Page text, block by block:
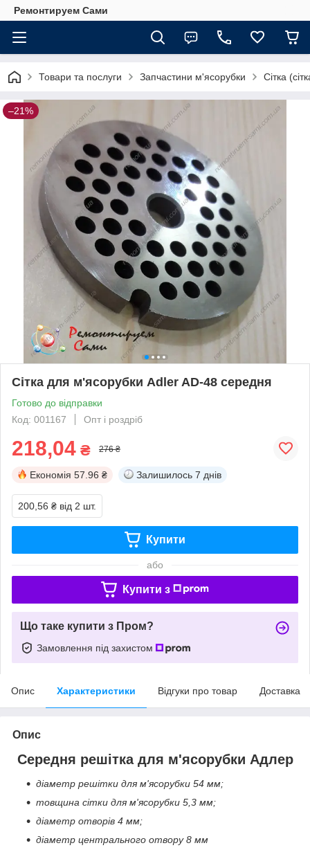
Ремонтируем Сами
Товари та послуги Запчастини м'ясорубки Сітка
–21%
Сітка для м'ясорубки Adler AD-48 середня
Готово до відправки
Код: 001167
Опт і роздріб
218,04 ₴ 276 ₴
Економія 57.96 ₴ Залишилось 7 днів
200,56 ₴ від 2 шт.
Купити
або
Купити з
Що таке купити з Пром?
Замовлення під захистом
Опис Характеристики Відгуки про товар Доставка
Опис
Середня решітка для м'ясорубки Адлер
діаметр решітки для м'ясорубки 54 мм;
товщина сітки для м'ясорубки 5,3 мм;
діаметр отворів 4 мм;
діаметр центрального отвору 8 мм